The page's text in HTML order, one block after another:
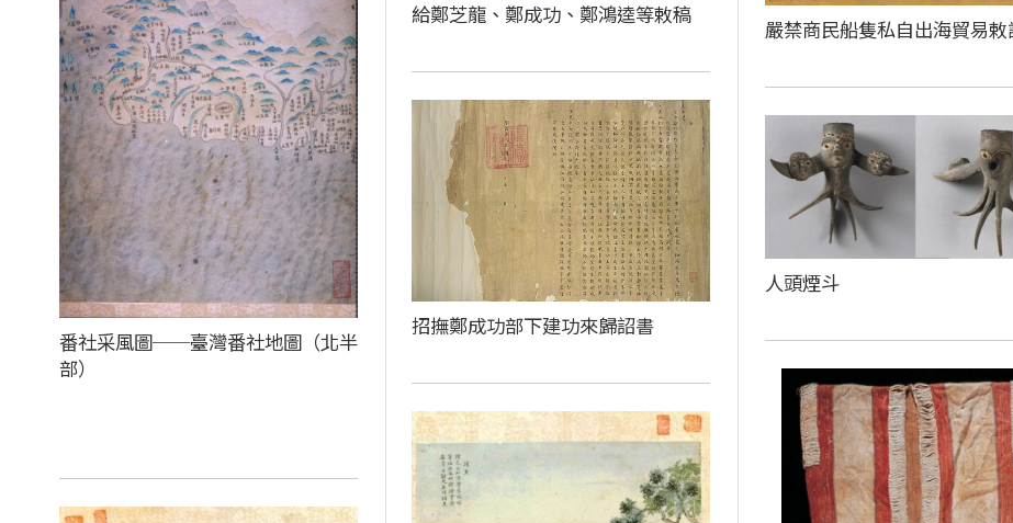
番社采風圖──臺灣番社地圖（北半
部）
給鄭芝龍、鄭成功、鄭鴻逵等敕稿
嚴禁商民船隻私自出海貿易敕
招撫鄭成功部下建功來歸詔書
人頭煙斗